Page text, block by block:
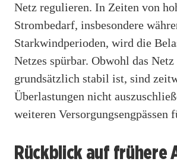
Netz regulieren. In Zeiten von
Strombedarf, insbesondere
Starkwindperioden, wird die
Netzes spürbar. Obwohl das
grundsätzlich stabil ist, sind
Überlastungen nicht
weiteren Versorgungsengpässen
Rückblick auf frühere